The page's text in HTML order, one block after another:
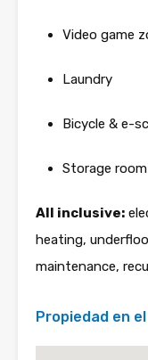
Video game
Laundry
Bicycle & e-
Storage room
All inclusive:
heating,
maintenance,
Propiedad en el